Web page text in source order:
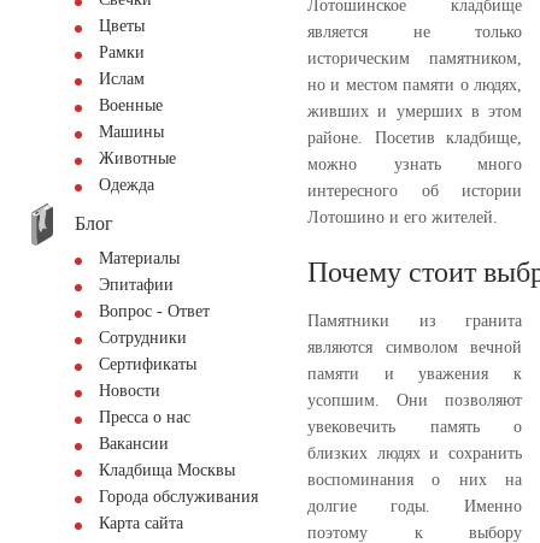
Цветы
Рамки
Ислам
Военные
Машины
Животные
Одежда
Блог
Материалы
Эпитафии
Вопрос - Ответ
Сотрудники
Сертификаты
Новости
Пресса о нас
Вакансии
Кладбища Москвы
Города обслуживания
Карта сайта
Лотошинское кладбище
является не только
историческим памятником,
но и местом памяти о людях,
живших и умерших в этом
районе. Посетив кладбище,
можно узнать много
интересного об истории
Лотошино и его жителей.
Почему стоит
Памятники из гранита
являются символом вечной
памяти и уважения к
усопшим. Они позволяют
увековечить память о
близких людях и сохранить
воспоминания о них на
долгие годы. Именно
поэтому к выбору